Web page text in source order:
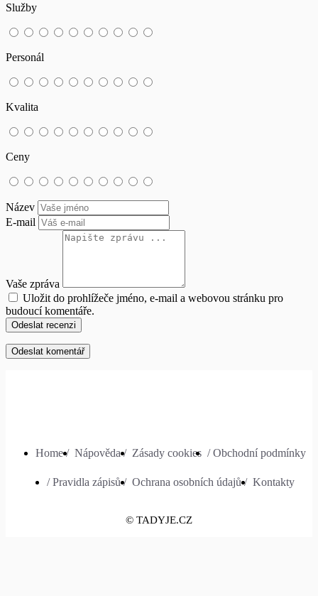
Služby
Personál
Kvalita
Ceny
Název
E-mail
Vaše zpráva
Uložit do prohlížeče jméno, e-mail a webovou stránku pro
budoucí komentáře.
Odeslat recenzi
Home / Nápověda / Zásady cookies / Obchodní podmínky
/ Pravidla zápisů / Ochrana osobních údajů / Kontakty
© TADYJE.CZ